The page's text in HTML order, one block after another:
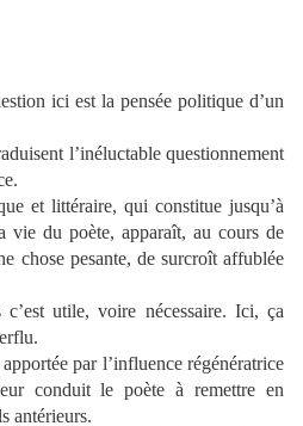
ici est la pensée politique d’un
l’inéluctable questionnement
et littéraire, qui constitue jusqu’à
vie du poète, apparaît, au cours de
chose pesante, de surcroît affublée
c’est utile, voire nécessaire. Ici, ça
par l’influence régénératrice
conduit le poète à remettre en
antérieurs.